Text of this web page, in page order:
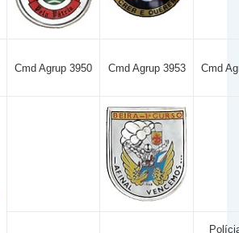
Cmd Agrup 3950 Cmd Agrup 3953 Cmd